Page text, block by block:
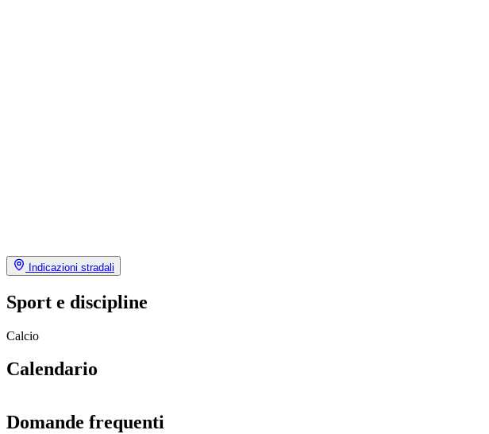
Indicazioni stradali
Sport e discipline
Calcio
Calendario
Domande frequenti